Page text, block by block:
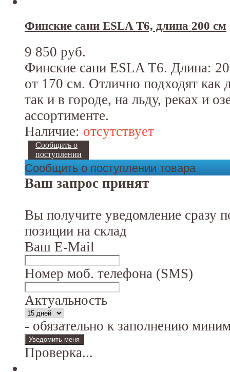
Финские сани ESLA T6, длина 200 см
9 850 руб.
Финские сани ESLA T6. Длина:
от 170 см. Отлично подходят как
так и в городе, на льду, реках и
ассортименте.
Наличие: отсутствует
Сообщить о
поступлении
Сообщить о поступлении товара
Ваш запрос принят
Вы получите уведомление сразу
позиции на склад
Ваш E-Mail
Номер моб. телефона (SMS)
Актуальность
- обязательно к заполнению
Проверка...